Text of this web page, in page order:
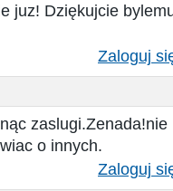
juz! Dziękujcie
Zaloguj
o innych.
Zaloguj